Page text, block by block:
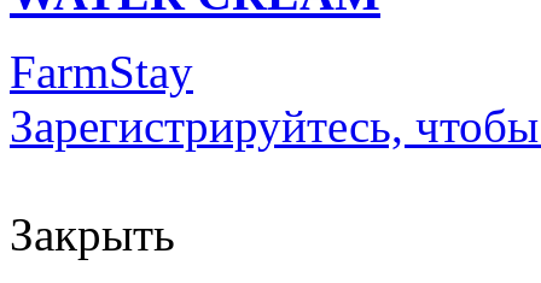
FarmStay
Зарегистрируйтесь,
Закрыть